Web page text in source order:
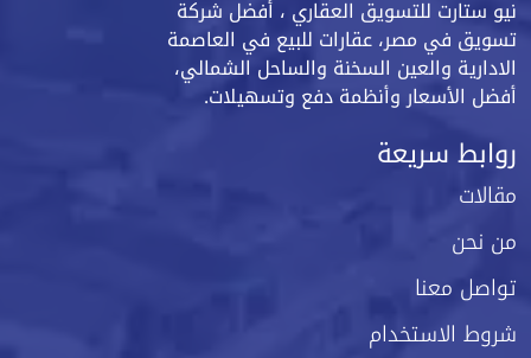
نيو ستارت للتسويق العقاري ، أفضل شركة
تسويق في مصر، عقارات للبيع في العاصمة
الادارية والعين السخنة والساحل الشمالي،
أفضل الأسعار وأنظمة دفع وتسهيلات.
روابط سريعة
مقالات
من نحن
تواصل معنا
شروط الاستخدام